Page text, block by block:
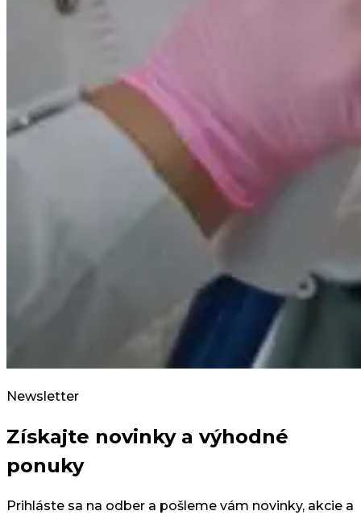
Newsletter
Získajte novinky a výhodné
ponuky
Prihláste sa na odber a pošleme vám novinky, akcie a